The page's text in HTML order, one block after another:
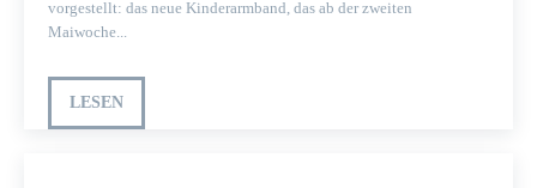
vorgestellt: das neue Kinderarmband, das ab der zweiten
Maiwoche...
LESEN